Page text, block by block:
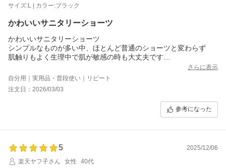
サイズ:L | カラー:ブラック
かわいいサニタリーショーツ
かわいいサニタリーショーツ
シンプルなものが多い中、ほとんど普通のショーツと変わらず
肌触りもよく生理中で肌が敏感の時も大丈夫です
さらに表示
自分用｜実用品・普段使い｜リピート
注文日：2026/03/03
参考になった
5
2025/12/06
楽天ヤフ子さん
女性 40代